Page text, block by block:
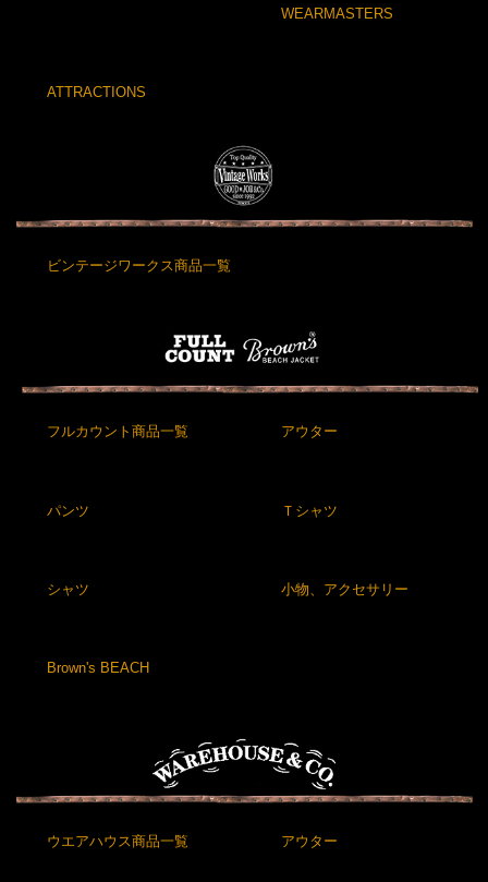
WEARMASTERS
ATTRACTIONS
ビンテージワークス商品一覧
フルカウント商品一覧 アウター
パンツ Ｔシャツ
シャツ 小物、アクセサリー
Brown's BEACH
ウエアハウス商品一覧 アウター